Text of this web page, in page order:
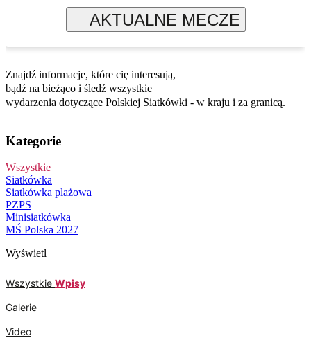
AKTUALNE MECZE
Najnowsze wiadomości
ze świata siatkówki
Znajdź informacje, które cię interesują,
bądź na bieżąco i śledź wszystkie
wydarzenia dotyczące Polskiej Siatkówki - w kraju i za granicą.
Kategorie
Wszystkie
Siatkówka
Siatkówka plażowa
PZPS
Minisiatkówka
MŚ Polska 2027
Wyświetl
Wszystkie Wpisy
Galerie
Video